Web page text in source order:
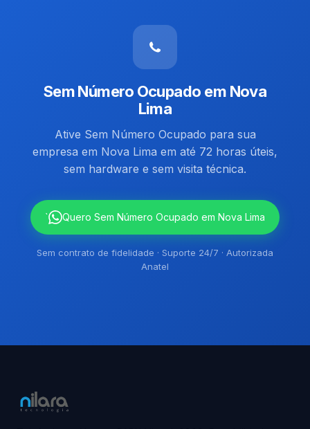
Sem Número Ocupado em Nova
Lima
Ative Sem Número Ocupado para sua
empresa em Nova Lima em até 72 horas úteis,
sem hardware e sem visita técnica.
` Quero Sem Número Ocupado em Nova Lima
Sem contrato de fidelidade · Suporte 24/7 · Autorizada
Anatel